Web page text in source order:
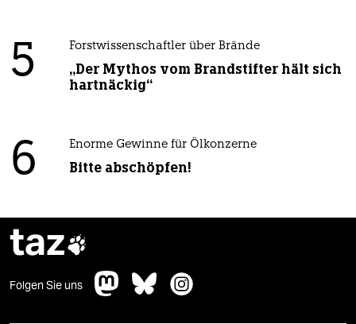
5 Forstwissenschaftler über Brände
„Der Mythos vom Brandstifter hält sich
hartnäckig“
6 Enorme Gewinne für Ölkonzerne
Bitte abschöpfen!
taz
Folgen Sie uns